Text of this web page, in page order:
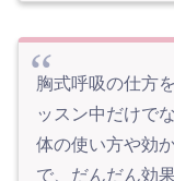
胸式呼吸の仕方
ッスン中だけで
体の使い方や効
で、だんだん効